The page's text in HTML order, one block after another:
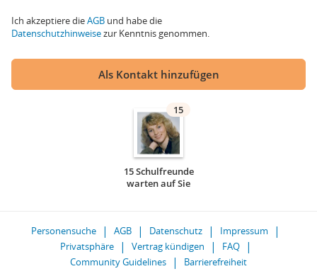
Ich akzeptiere dieAGB und habe die
Datenschutzhinweisezur Kenntnis genommen.
Als Kontakt hinzufügen
15
15 Schulfreunde
warten auf Sie
Personensuche AGB Datenschutz
Impressum
Privatsphäre
Vertrag kündigen
FAQ
Community Guidelines
Barrierefreiheit